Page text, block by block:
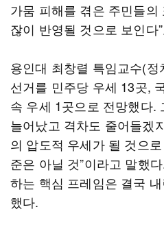
가뭄 피해를 겪은 주민들의
잖이 반영될 것으로 보인다
용인대 최창렬 특임교수(
선거를 민주당 우세 13곳,
속 우세 1곳으로 전망했다.
늘어났고 격차도 줄어들겠
의 압도적 우세가 될 것으
준은 아닐 것”이라고 말했
하는 핵심 프레임은 결국
했다.